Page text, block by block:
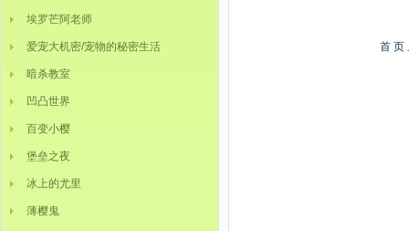
埃罗芒阿老师
爱宠大机密/宠物的秘密生活
暗杀教室
凹凸世界
百变小樱
堡垒之夜
冰上的尤里
薄樱鬼
首 页